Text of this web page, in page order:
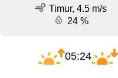
Timur, 4.5 m/s
24 %
05:24